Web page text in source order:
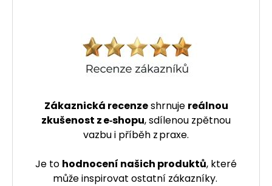
Zákaznická recenzeshrnuje reálnou
zkušenost z e‑shopu, sdílenou zpětnou
vazbu i příběh z praxe.
Je to hodnocení našich produktů, které
může inspirovat ostatní zákazníky.